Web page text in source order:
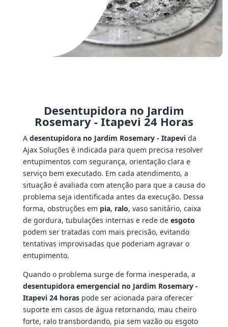
Desentupidora no Jardim
Rosemary - Itapevi 24 Horas
A desentupidora no Jardim Rosemary - Itapevida
Ajax Soluções é indicada para quem precisa resolver
entupimentos com segurança, orientação clara e
serviço bem executado. Em cada atendimento, a
situação é avaliada com atenção para que a causa do
problema seja identificada antes da execução. Dessa
forma, obstruções em pia, ralo, vaso sanitário, caixa
de gordura, tubulações internas e rede de esgoto
podem ser tratadas com mais precisão, evitando
tentativas improvisadas que poderiam agravar o
entupimento.
Quando o problema surge de forma inesperada, a
desentupidora emergencial no Jardim Rosemary -
Itapevi 24 horaspode ser acionada para oferecer
suporte em casos de água retornando, mau cheiro
forte, ralo transbordando, pia sem vazão ou esgoto